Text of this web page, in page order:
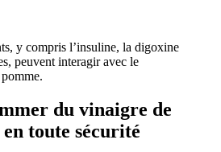
y compris l’insuline, la digoxine
peuvent interagir avec le
du vinaigre de
toute sécurité